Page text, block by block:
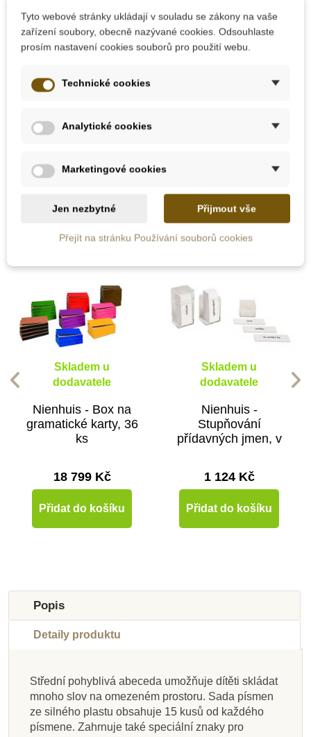
Pečlivě vybrané kvalitní produkty
10 dalších produktů ve stejné
Skladem u
dodavatele
Nienhuis - Box na
gramatické karty, 36
ks
18 799 Kč
Přidat do košíku
Skladem u
dodavatele
Nienhuis -
Stupňování
přídavných jmen, v
1 124 Kč
Přidat do košíku
Skladem u
dodavatele
Skladem
Skladem u
dodavatele
Skladem u
dodavatele
Skladem u
dodavatele
Skladem u
dodavatele
Skladem u
dodavatele
Skladem u
dodavatele
Popis
Detaily produktu
Střední pohyblivá abeceda umožňuje dítěti skládat
mnoho slov na omezeném prostoru. Sada písmen
ze silného plastu obsahuje 15 kusů od každého
písmene. Zahrnuje také speciální znaky pro
Tyto webové stránky ukládají v souladu se zákony na vaše
zařízení soubory, obecně nazývané cookies. Odsouhlaste
prosím nastavení cookies souborů pro použití webu.
Technické cookies
Analytické cookies
Marketingové cookies
Jen nezbytné Přijmout vše
Přejít na stránku Používání souborů cookies